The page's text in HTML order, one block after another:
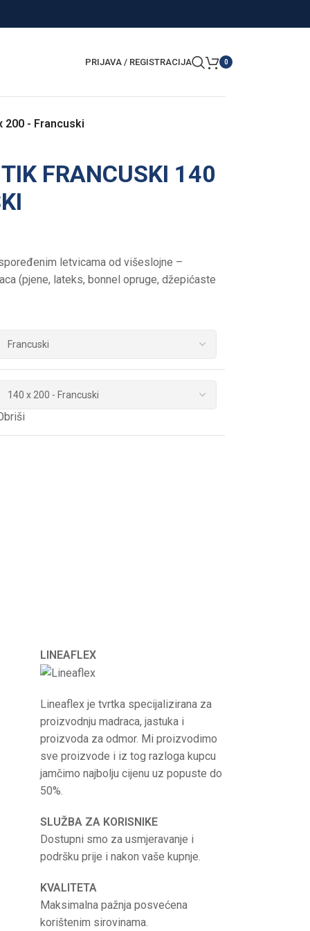
PRIJAVA / REGISTRACIJA 0
200 - Francuski
FRANCUSKI 140
letvicama od višeslojne –
(pjene, lateks, bonnel opruge, džepićaste
LINEAFLEX
Lineaflex je tvrtka specijalizirana za
proizvodnju madraca, jastuka i
proizvoda za odmor. Mi proizvodimo
sve proizvode i iz tog razloga kupcu
jamčimo najbolju cijenu uz popuste do
50%.
SLUŽBA ZA KORISNIKE
Dostupni smo za usmjeravanje i
podršku prije i nakon vaše kupnje.
KVALITETA
Maksimalna pažnja posvećena
korištenim sirovinama.